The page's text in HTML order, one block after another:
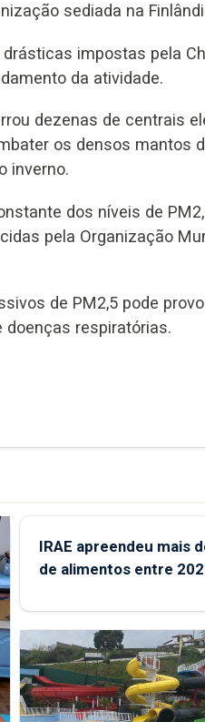
sediada na
impostas pela
da atividade.
dezenas de centrais
os densos mantos
inverno.
dos níveis de
pela Organização
de PM2,5 pode
doenças respiratórias.
IRAE apreendeu mais
de alimentos entre